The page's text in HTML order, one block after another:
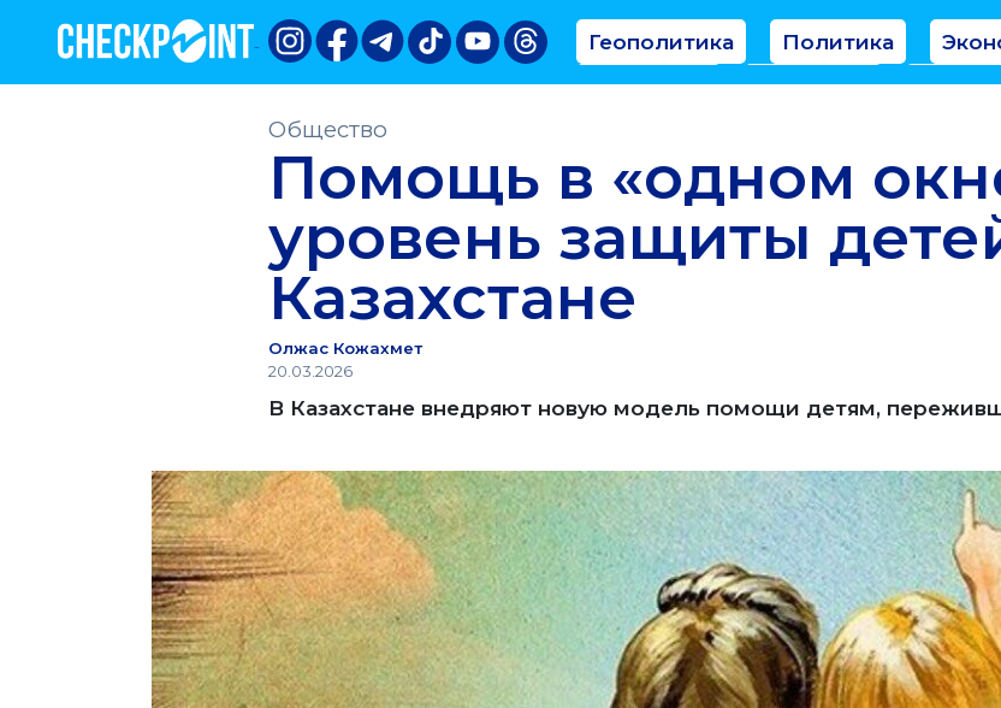
Геополитика Политика
Аналитика
Интервью
Общество
Помощь в «одном
уровень защиты
Казахстане
Олжас Кожахмет
20.03.2026
В Казахстане внедряют новую модель помощи детям,